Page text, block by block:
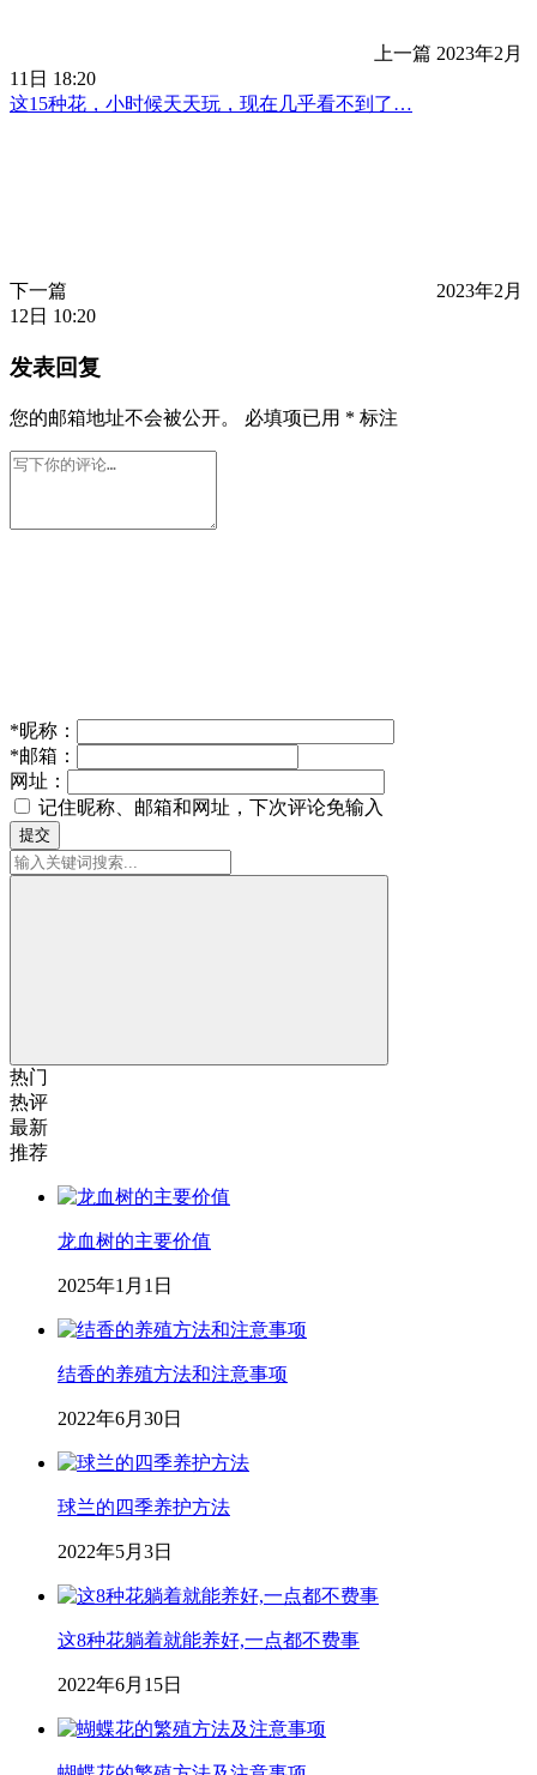
上一篇 2023年2月
11日 18:20
这15种花，小时候天天玩，现在几乎看不到了…
下一篇
2023年2月
12日 10:20
发表回复
您的邮箱地址不会被公开。 必填项已用 * 标注
*昵称：
*邮箱：
网址：
记住昵称、邮箱和网址，下次评论免输入
提交
热门
热评
最新
推荐
龙血树的主要价值
2025年1月1日
结香的养殖方法和注意事项
2022年6月30日
球兰的四季养护方法
2022年5月3日
这8种花躺着就能养好,一点都不费事
2022年6月15日